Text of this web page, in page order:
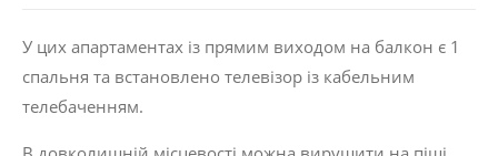
У цих апартаментах із прямим виходом на балкон є 1
спальня та встановлено телевізор із кабельним
телебаченням.